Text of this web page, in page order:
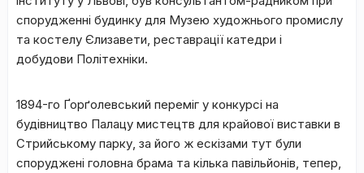
спорудженні будинку для Музею художнього промислу
та костелу Єлизавети, реставрації катедри і
добудови Політехніки.
1894-го Ґорґолевський переміг у конкурсі на
будівництво Палацу мистецтв для крайової виставки в
Стрийському парку, за його ж ескізами тут були
споруджені головна брама та кілька павільйонів, тепер,